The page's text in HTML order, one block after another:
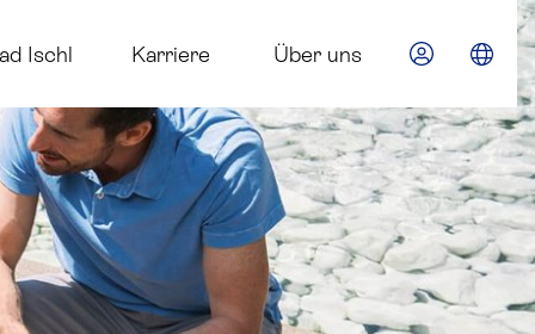
Ischl Karriere Über uns im